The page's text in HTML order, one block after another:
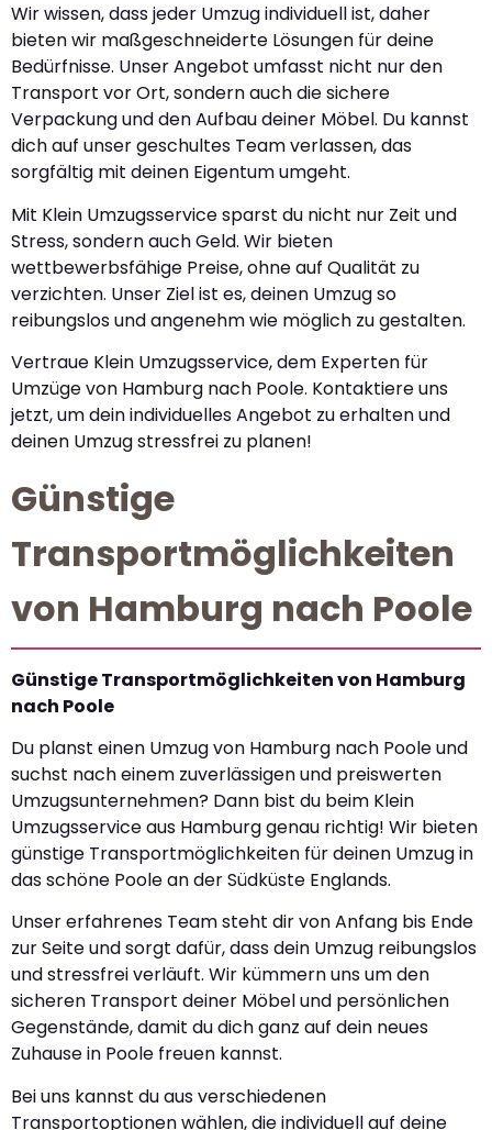
Wir wissen, dass jeder Umzug individuell ist, daher
bieten wir maßgeschneiderte Lösungen für deine
Bedürfnisse. Unser Angebot umfasst nicht nur den
Transport vor Ort, sondern auch die sichere
Verpackung und den Aufbau deiner Möbel. Du kannst
dich auf unser geschultes Team verlassen, das
sorgfältig mit deinen Eigentum umgeht.
Mit Klein Umzugsservice sparst du nicht nur Zeit und
Stress, sondern auch Geld. Wir bieten
wettbewerbsfähige Preise, ohne auf Qualität zu
verzichten. Unser Ziel ist es, deinen Umzug so
reibungslos und angenehm wie möglich zu gestalten.
Vertraue Klein Umzugsservice, dem Experten für
Umzüge von Hamburg nach Poole. Kontaktiere uns
jetzt, um dein individuelles Angebot zu erhalten und
deinen Umzug stressfrei zu planen!
Günstige
Transportmöglichkeiten
von Hamburg nach Poole
Günstige Transportmöglichkeiten von Hamburg
nach Poole
Du planst einen Umzug von Hamburg nach Poole und
suchst nach einem zuverlässigen und preiswerten
Umzugsunternehmen? Dann bist du beim Klein
Umzugsservice aus Hamburg genau richtig! Wir bieten
günstige Transportmöglichkeiten für deinen Umzug in
das schöne Poole an der Südküste Englands.
Unser erfahrenes Team steht dir von Anfang bis Ende
zur Seite und sorgt dafür, dass dein Umzug reibungslos
und stressfrei verläuft. Wir kümmern uns um den
sicheren Transport deiner Möbel und persönlichen
Gegenstände, damit du dich ganz auf dein neues
Zuhause in Poole freuen kannst.
Bei uns kannst du aus verschiedenen
Transportoptionen wählen, die individuell auf deine